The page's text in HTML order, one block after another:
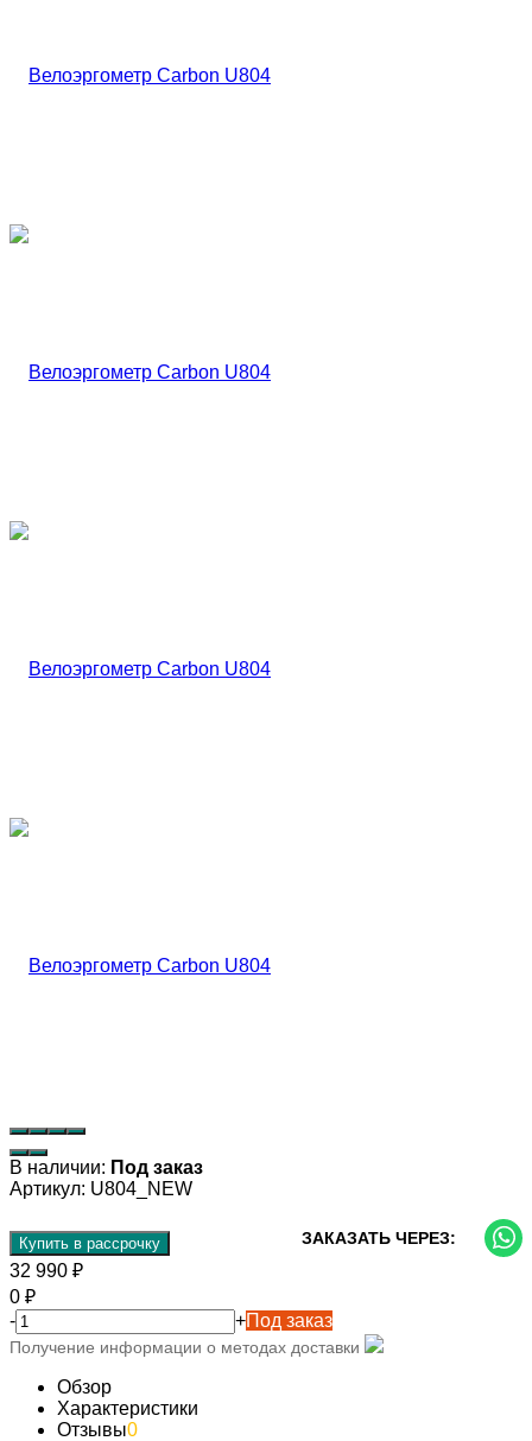
В наличии: Под заказ
Артикул: U804_NEW
Купить в рассрочку ЗАКАЗАТЬ ЧЕРЕЗ:
32 990 ₽
0 ₽
-
+Под заказ
Получение информации о методах доставки
Обзор
Характеристики
Отзывы0